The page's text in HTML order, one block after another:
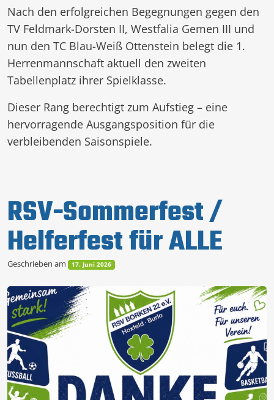
Nach den erfolgreichen Begegnungen gegen den
TV Feldmark-Dorsten II, Westfalia Gemen III und
nun den TC Blau-Weiß Ottenstein belegt die 1.
Herrenmannschaft aktuell den zweiten
Tabellenplatz ihrer Spielklasse.
Dieser Rang berechtigt zum Aufstieg – eine
hervorragende Ausgangsposition für die
verbleibenden Saisonspiele.
RSV-Sommerfest /
Helferfest für ALLE
Geschrieben am 17. Juni 2026